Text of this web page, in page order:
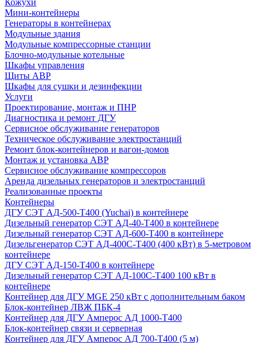
Кожухи
Мини-контейнеры
Генераторы в контейнерах
Модульные здания
Модульные компрессорные станции
Блочно-модульные котельные
Шкафы управления
Щиты АВР
Шкафы для сушки и дезинфекции
Услуги
Проектирование, монтаж и ПНР
Диагностика и ремонт ДГУ
Сервисное обслуживание генераторов
Техническое обслуживание электростанций
Ремонт блок-контейнеров и вагон-домов
Монтаж и установка АВР
Сервисное обслуживание компрессоров
Аренда дизельных генераторов и электростанций
Реализованные проекты
Контейнеры
ДГУ СЭТ АД-500-Т400 (Yuchai) в контейнере
Дизельный генератор СЭТ АД-40-Т400 в контейнере
Дизельный генератор СЭТ АД-600-Т400 в контейнере
Дизельгенератор СЭТ АД-400С-Т400 (400 кВт) в 5-метровом
контейнере
ДГУ СЭТ АД-150-Т400 в контейнере
Дизельный генератор СЭТ АД-100С-Т400 100 кВт в
контейнере
Контейнер для ДГУ MGE 250 кВт с дополнительным баком
Блок-контейнер ЛВЖ ПБК-4
Контейнер для ДГУ Амперос АД 1000-Т400
Блок-контейнер связи и серверная
Контейнер для ДГУ Амперос АД 700-Т400 (5 м)